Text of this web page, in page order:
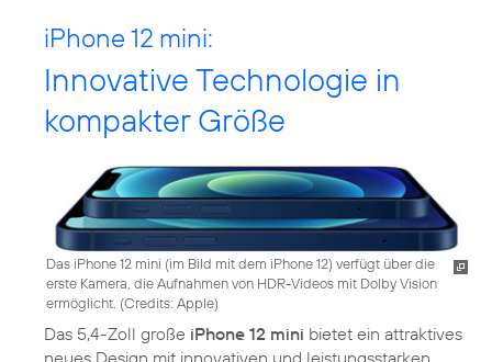
iPhone 12 mini:
Innovative Technologie in
kompakter Größe
Das iPhone 12 mini (im Bild mit dem iPhone 12) verfügt über die
erste Kamera, die Aufnahmen von HDR-Videos mit Dolby Vision
ermöglicht. (Credits: Apple)
Das 5,4-Zoll große iPhone 12 mini bietet ein attraktives